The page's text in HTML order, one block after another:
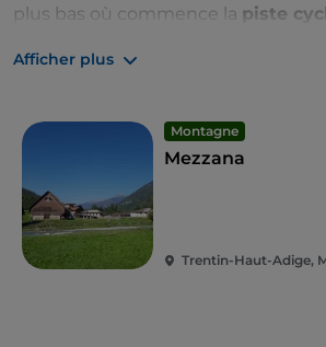
plus bas où commence la piste
Afficher plus
Montagne
Mezzana
Trentin-Haut-Adige,